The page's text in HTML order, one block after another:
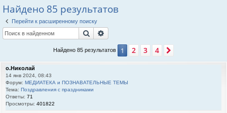
лк
и
Найдено 85 результатов
Перейти к расширенному поиску
Поиск
Найдено 85 результатов 1 2 3 4
о.Николай
14 янв 2024, 08:43
Форум: МЕДИАТЕКА и ПОЗНАВАТЕЛЬНЫЕ ТЕМЫ
Тема: Поздравления с праздниками
Ответы: 71
Просмотры: 401822